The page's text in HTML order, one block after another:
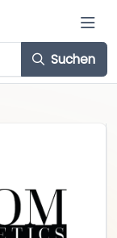
Suchen